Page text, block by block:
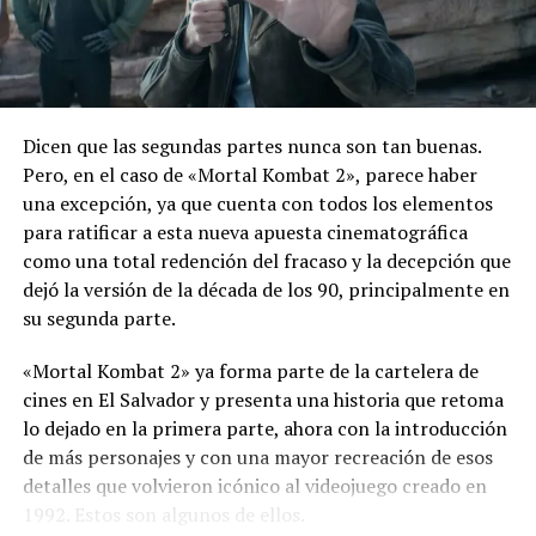
Además de la acción, el título apuesta por recrear el
estilo cinematográfico característico de Bond, con viajes
a distintos escenarios internacionales marcados por el
lujo, el peligro y las operaciones secretas.
El videojuego ya se encuentra disponible para
PlayStation 5, Xbox Series X|S y PC mediante Steam y
Epic Games Store.
Comparte esto:
Facebook
Me gusta esto:
Dicen que las segundas partes nunca son tan buenas.
Pero, en el caso de «Mortal Kombat 2», parece haber
una excepción, ya que cuenta con todos los elementos
para ratificar a esta nueva apuesta cinematográfica
como una total redención del fracaso y la decepción que
dejó la versión de la década de los 90, principalmente en
su segunda parte.
«Mortal Kombat 2» ya forma parte de la cartelera de
cines en El Salvador y presenta una historia que retoma
lo dejado en la primera parte, ahora con la introducción
de más personajes y con una mayor recreación de esos
detalles que volvieron icónico al videojuego creado en
1992. Estos son algunos de ellos.